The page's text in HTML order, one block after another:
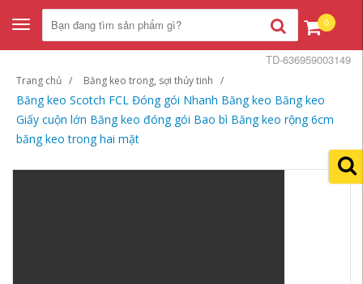
Toggle
navigation
0
Trang chủ Băng keo trong, sợi thủy tinh
Băng keo Scotch FCL Đóng gói Nhanh Băng keo Băng keo
Giấy cuộn lớn Băng keo đóng gói Bao bì Băng keo rộng 6cm
băng keo trong hai mặt
TD-636959003149